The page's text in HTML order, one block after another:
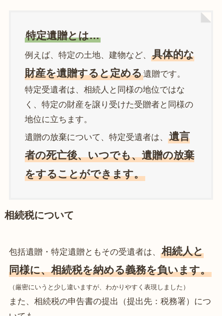
特定遺贈とは…
例えば、特定の土地、建物など、具体的な
財産を遺贈すると定める遺贈です。
特定受遺者は、相続人と同様の地位ではな
く、特定の財産を譲り受けた受贈者と同様の
地位に立ちます。
遺贈の放棄について、特定受遺者は、遺言
者の死亡後、いつでも、遺贈の放棄
をすることができます。
相続税について
包括遺贈・特定遺贈ともその受遺者は、
相続人と
同様に、相続税を納める義務を負います。
（厳密にいうと少し違いますが、わかりやすく表現しました）
また、相続税の申告書の提出（提出先：税務署）につ